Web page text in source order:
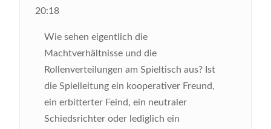
20:18
Wie sehen eigentlich die
Machtverhältnisse und die
Rollenverteilungen am Spieltisch aus? Ist
die Spielleitung ein kooperativer Freund,
ein erbitterter Feind, ein neutraler
Schiedsrichter oder lediglich ein